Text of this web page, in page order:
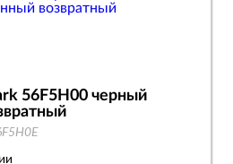
56F5H00 черный